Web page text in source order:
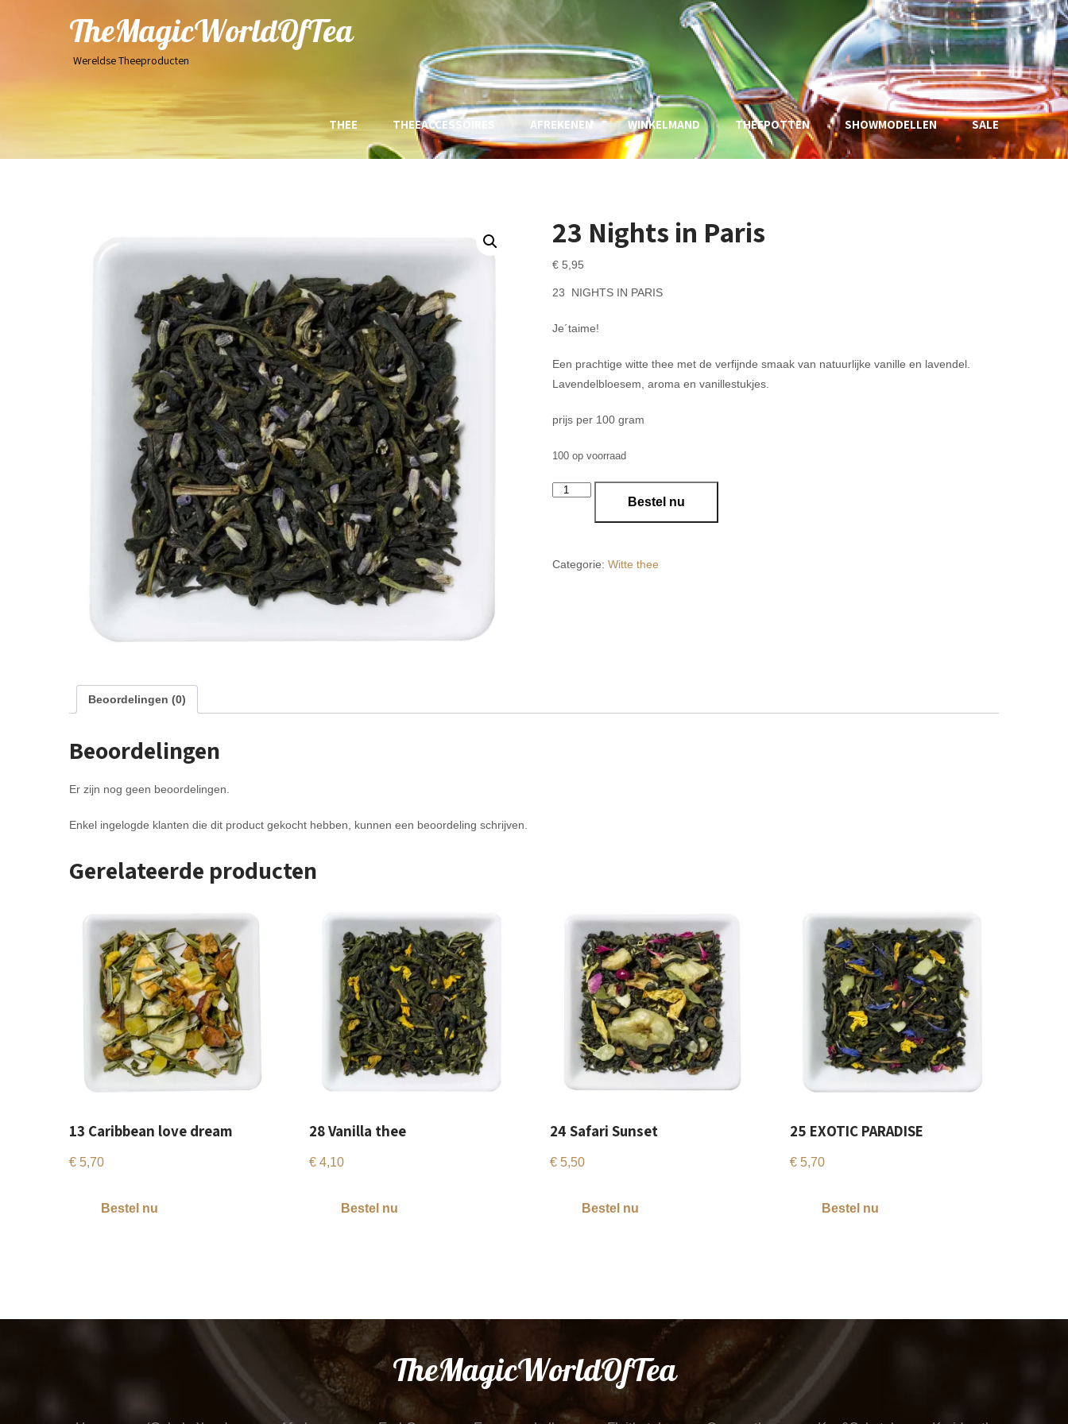
TheMagicWorldOfTea
Wereldse Theeproducten
THEE THEEACCESSOIRES AFREKENEN WINKELMAND THEEPOTTEN SHOWMODELLEN SALE
23 Nights in Paris
€ 5,95
23 NIGHTS IN PARIS
Je´taime!
Een prachtige witte thee met de verfijnde smaak van natuurlijke vanille en lavendel.
Lavendelbloesem, aroma en vanillestukjes.
prijs per 100 gram
100 op voorraad
23
Bestel nu
Categorie:Witte thee
Beoordelingen (0)
Beoordelingen
Er zijn nog geen beoordelingen.
Enkel ingelogde klanten die dit product gekocht hebben, kunnen een beoordeling schrijven.
Gerelateerde producten
13 Caribbean love dream
€ 5,70
Bestel nu
28 Vanilla thee
€ 4,10
Bestel nu
24 Safari Sunset
€5,50
Bestel nu
25 EXOTIC PARADISE
€ 5,70
Bestel nu
TheMagicWorldOfTea